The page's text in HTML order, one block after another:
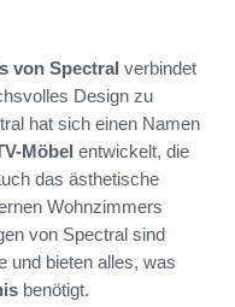
von Spectral verbindet
Design zu
hat sich einen Namen
Möbel entwickelt, die
das ästhetische
Wohnzimmers
von Spectral sind
und bieten alles, was
benötigt.